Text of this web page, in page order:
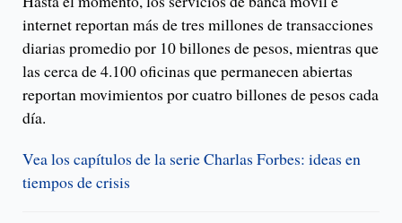
internet reportan más de tres millones de transacciones
diarias promedio por 10 billones de pesos, mientras que
las cerca de 4.100 oficinas que permanecen abiertas
reportan movimientos por cuatro billones de pesos cada
día.
Vea los capítulos de la serie Charlas Forbes: ideas en
tiempos de crisis